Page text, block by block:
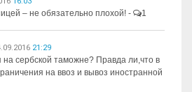
– не обязательно плохой! - 1
21:29
на сербской таможне? Правда ли,что в
на ввоз и вывоз иностранной